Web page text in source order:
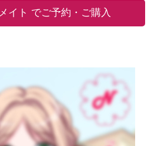
イト でご予約・ご購入